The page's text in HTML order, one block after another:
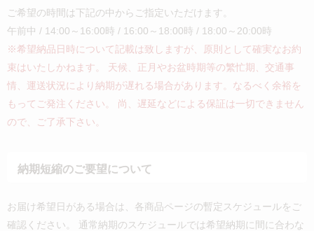
ご希望の時間は下記の中からご指定いただけます。
午前中 / 14:00～16:00時 / 16:00～18:00時 / 18:00～20:00時
※希望納品日時について記載は致しますが、原則として確実なお約
束はいたしかねます。 天候、正月やお盆時期等の繁忙期、交通事
情、運送状況により納期が遅れる場合があります。なるべく余裕を
もってご発注ください。 尚、遅延などによる保証は一切できません
ので、ご了承下さい。
納期短縮のご要望について
お届け希望日がある場合は、各商品ページの暫定スケジュールをご
確認ください。 通常納期のスケジュールでは希望納期に間に合わな